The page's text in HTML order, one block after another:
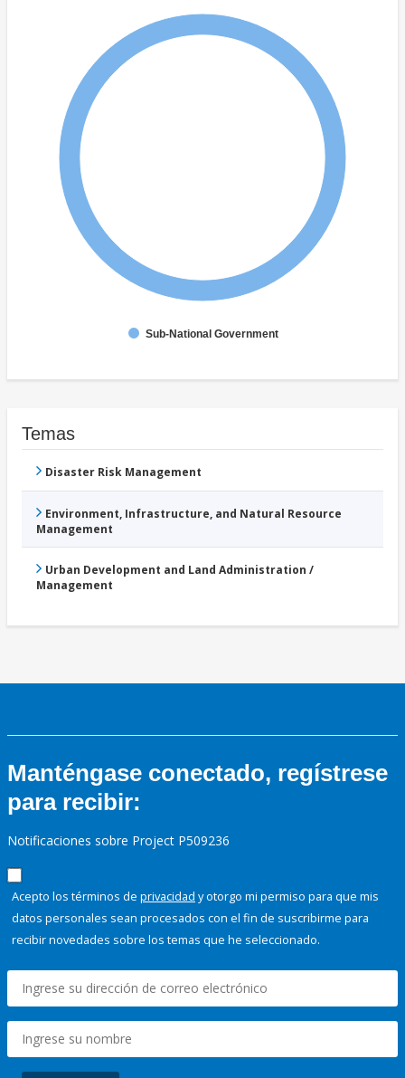
Sub-National Government
Temas
Disaster Risk Management
Environment, Infrastructure, and Natural Resource
Management
Urban Development and Land Administration /
Management
Manténgase conectado, regístrese
para recibir:
Notificaciones sobre Project P509236
Acepto los términos de privacidad y otorgo mi permiso para que mis
datos personales sean procesados con el fin de suscribirme para
recibir novedades sobre los temas que he seleccionado.